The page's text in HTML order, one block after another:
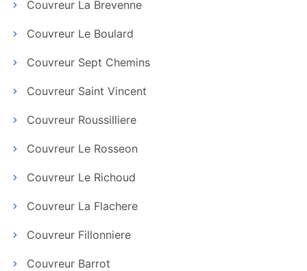
Couvreur La Brevenne
Couvreur Le Boulard
Couvreur Sept Chemins
Couvreur Saint Vincent
Couvreur Roussilliere
Couvreur Le Rosseon
Couvreur Le Richoud
Couvreur La Flachere
Couvreur Fillonniere
Couvreur Barrot